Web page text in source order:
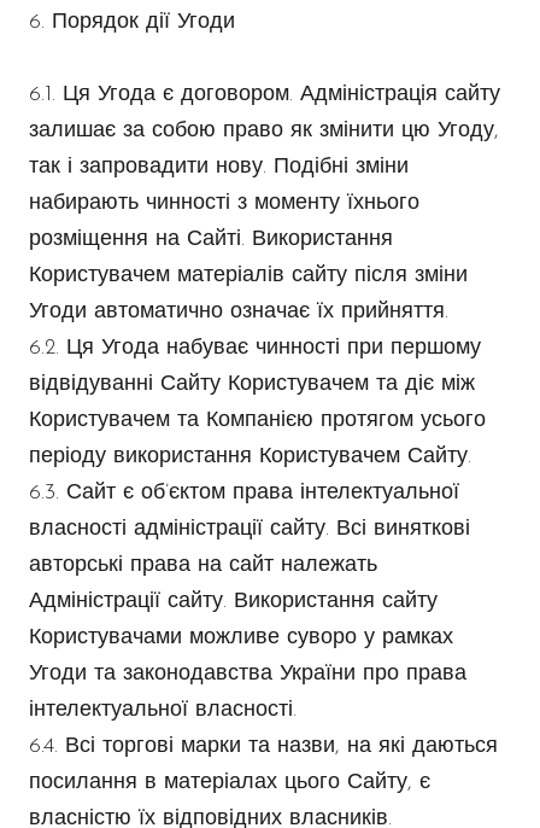
6. Порядок дії Угоди
6.1. Ця Угода є договором. Адміністрація сайту
залишає за собою право як змінити цю Угоду,
так і запровадити нову. Подібні зміни
набирають чинності з моменту їхнього
розміщення на Сайті. Використання
Користувачем матеріалів сайту після зміни
Угоди автоматично означає їх прийняття.
6.2. Ця Угода набуває чинності при першому
відвідуванні Сайту Користувачем та діє між
Користувачем та Компанією протягом усього
періоду використання Користувачем Сайту.
6.3. Сайт є об’єктом права інтелектуальної
власності адміністрації сайту. Всі виняткові
авторські права на сайт належать
Адміністрації сайту. Використання сайту
Користувачами можливе суворо у рамках
Угоди та законодавства України про права
інтелектуальної власності.
6.4. Всі торгові марки та назви, на які даються
посилання в матеріалах цього Сайту, є
власністю їх відповідних власників.